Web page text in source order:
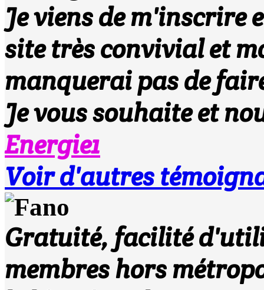
Je viens de m'inscrire
site très convivial et
manquerai pas de
Je vous souhaite et
Energie1
Voir d'autres
Gratuité, facilité
membres hors